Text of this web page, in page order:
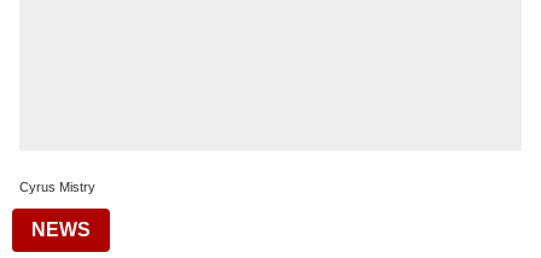
Cyrus Mistry
NEWS